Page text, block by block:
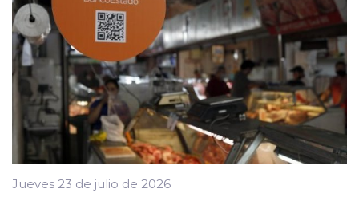
Jueves 23 de julio de 2026